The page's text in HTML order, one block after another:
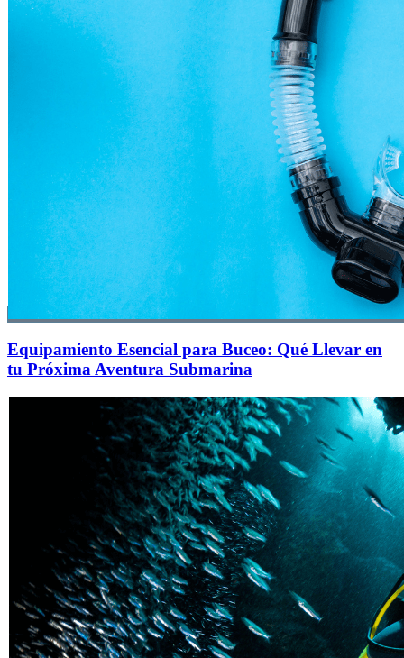
Equipamiento Esencial para Buceo: Qué Llevar en
tu Próxima Aventura Submarina